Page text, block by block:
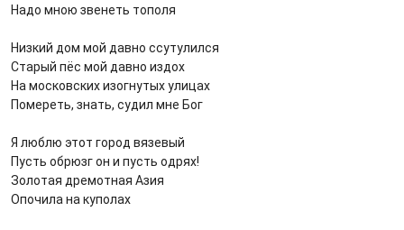
Надо мною звенеть тополя
Низкий дом мой давно ссутулился
Старый пёс мой давно издох
На московских изогнутых улицах
Помереть, знать, судил мне Бог
Я люблю этот город вязевый
Пусть обрюзг он и пусть одрях!
Золотая дремотная Азия
Опочила на куполах